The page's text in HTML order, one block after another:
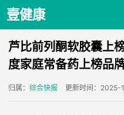
壹健康
芦比前列酮软胶囊
度家庭常备药上榜品
归属： 综合快报 更新时间：2025-